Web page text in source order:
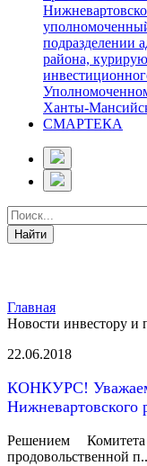
подразделении
района,
Ханты-
СМАРТЕКА
Главная
Новости инвестору и
22.06.2018
КОНКУРС!
Нижневартовского
Решением
продовольственной